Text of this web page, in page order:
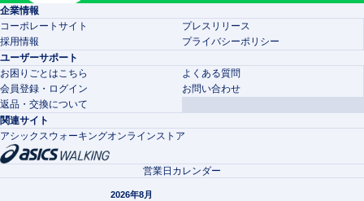
企業情報
コーポレートサイト
プレスリリース
採用情報
プライバシーポリシー
ユーザーサポート
お困りごとはこちら
よくある質問
会員登録・ログイン
お問い合わせ
返品・交換について
関連サイト
アシックスウォーキングオンラインストア
営業日カレンダー
2026年8月